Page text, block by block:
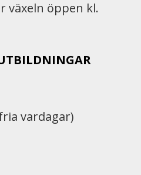
växeln öppen kl.
vardagar)